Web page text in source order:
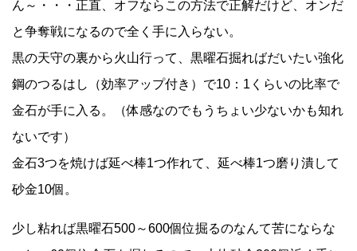
ん～・・・正直、オフならこの方法で正解だけど、オンだ
と争奪戦になるので全く手に入らない。
黒の天守の裏から火山行って、黒曜石掘ればだいたい強化
鋼のつるはし（効率アップ付き）で10：1くらいの比率で
金石が手に入る。（体感なのでもうちょい少ないかも知れ
ないです）
金石3つを焼けば延べ棒1つ作れて、延べ棒1つ磨り潰して
砂金10個。
少し粘れば黒曜石500～600個位掘るのなんて苦にならな